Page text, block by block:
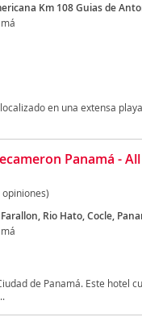
Km 108 Guias de
en una extensa
Panamá -
opiniones)
Rio Hato, Cocle,
de Panamá. Este hotel